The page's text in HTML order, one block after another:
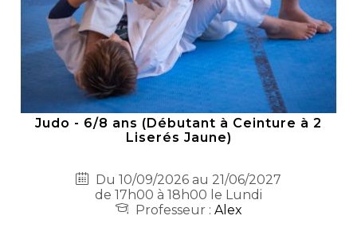
Judo - 6/8 ans (Débutant à Ceinture à 2
Liserés Jaune)
Du 10/09/2026 au 21/06/2027
de 17h00 à 18h00 le Lundi
Professeur : Alex